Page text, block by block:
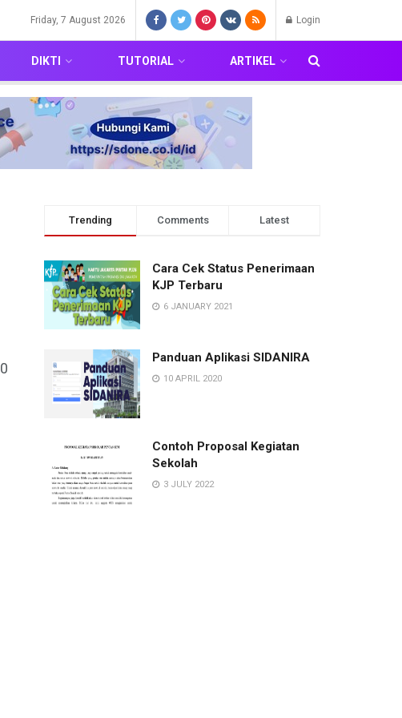
Friday, 7 August 2026 Login
DIKTI TUTORIAL ARTIKEL
0
Trending Comments Latest
Cara Cek Status Penerimaan
KJP Terbaru
6 JANUARY 2021
Panduan Aplikasi SIDANIRA
10 APRIL 2020
Contoh Proposal Kegiatan
Sekolah
3 JULY 2022